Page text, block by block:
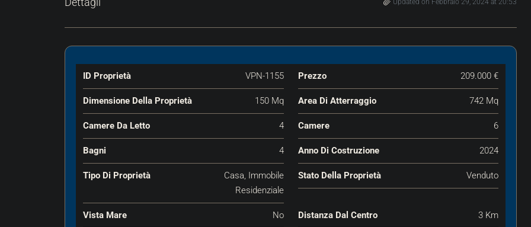
ID Proprietà VPN-1155 Prezzo 209.000 €
Dimensione Della Proprietà 150 Mq Area Di Atterraggio 742 Mq
Camere Da Letto 4 Camere 6
Bagni 4 Anno Di Costruzione 2024
Tipo Di Proprietà
Casa, Immobile
Residenziale
Stato Della Proprietà Venduto
Vista Mare No Distanza Dal Centro 3 Km